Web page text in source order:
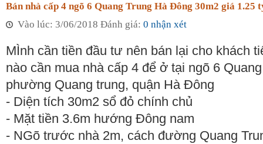
Bán nhà cấp 4 ngõ 6 Quang Trung Hà Đông 30m2 giá 1.25
Vào lúc: 3/06/2018 Đánh giá: 0 nhận xét
MÌnh cần tiền đầu tư nên bán lại cho khách
nào cần mua nhà cấp 4 để ở tại ngõ 6
phường Quang trung, quận Hà Đông
- Diện tích 30m2 sổ đỏ chính chủ
- Mặt tiền 3.6m hướng Đông nam
- NGõ trước nhà 2m, cách đường Quang